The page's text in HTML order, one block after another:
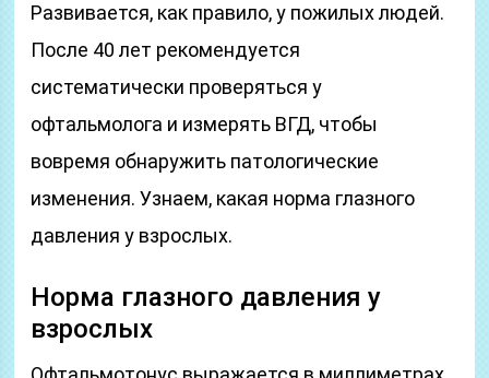
Развивается, как правило, у пожилых людей.
После 40 лет рекомендуется
систематически проверяться у
офтальмолога и измерять ВГД, чтобы
вовремя обнаружить патологические
изменения. Узнаем, какая норма глазного
давления у взрослых.
Норма глазного давления у
взрослых